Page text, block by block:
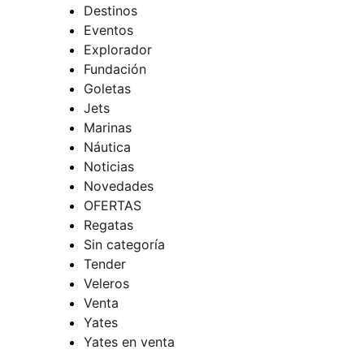
Destinos
Eventos
Explorador
Fundación
Goletas
Jets
Marinas
Náutica
Noticias
Novedades
OFERTAS
Regatas
Sin categoría
Tender
Veleros
Venta
Yates
Yates en venta